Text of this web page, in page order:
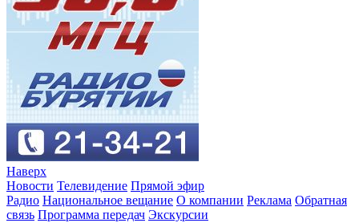
Наверх
Новости Телевидение Прямой эфир
Радио Национальное вещание О компании Реклама Обратная
связь Программа передач Экскурсии